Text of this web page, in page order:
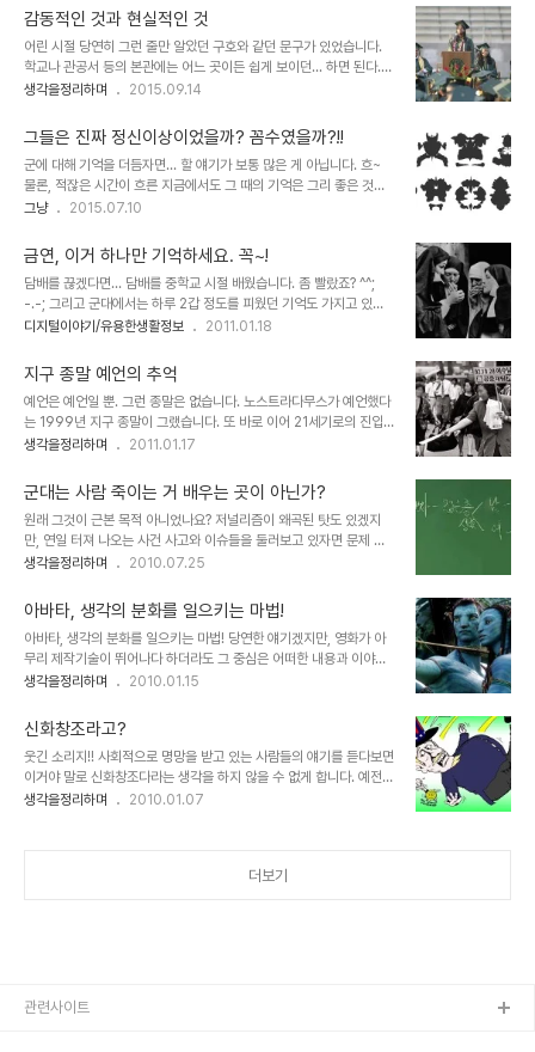
건지... 아..
억... 하지만 이제 25년 전후 한 시간이 흐른 지금은 그 시절을 함께했
던 이들 모두와의 기억까지 지우고 싶다거나 그 시간 속의 내 젊음의
편린 마저 부인할 수는 없다는 것을 확인하곤 합니다. 종종 그 시절이
나도 모르게 떠올려지기도 하거니와 내 의지와는 관계없다 하더라도
그 시간 동안 쌓인 내 생각은 살아가는 동안은 계속 연결되는 것이기
추호도 없지만... 그 시절의..
감동적인 것과 현실적인 것
어린 시절 당연히 그런 줄만 알았던 구호와 같던 문구가 있었습니다.
학교나 관공서 등의 본관에는 어느 곳이든 쉽게 보이던... 하면 된다.
국가가 군대처럼 이해되던 시절이었으니 그랬겠지만... 어린 눈에 비친
듯합니다. 좋게 보려고 하면 뭐~ 나쁠 것도 없는 것이긴 합니다. 할 수
있다는 가능성을 부여하고자 하는 것일 테니까요. 하지만 아무리 좋게
생각하려 해도 지금 그 시절의 그 문구를 떠올리면... 그건 단순히 할
수 있다는 가능성을 내포한 것이 아니란 생각입니다. 오히려 하면 될
수 있다는 격려가 아닌 무조건 해라라는 강압이랄까요?! 이미지 출처:
문구에서 말..
생각을정리하며 2015.09.14
그들은 진짜 정신이상이었을까? 꼼수였을까?!!
군에 대해 기억을 더듬자면... 할 얘기가 보통 많은 게 아닙니다. 흐~
물론, 적잖은 시간이 흐른 지금에서도 그 때의 기억은 그리 좋은 것이
없습니다만...뭐~ 군에 다녀온 이들이라면 안 그런 사람이 있을까요?!!
이었는지... 훈련소(보충대) -나중에 언젠가 언급할 소재이기도 합니
다만... 논산이 아니라 춘천입니다- 에서 나를 버려두고 떠나가던 형님
과 형수님 그리고 함께 했던 친구 녀석의 모습은 삼십년 가까이 지난
지금도 아득합니다. 어떻게든 도망치고 싶었던 그 곳...그래서였을까
요? 그 악몽같은 군대의 꿈은 제대한 이후로도 아니 얼마 전까지도 꾸
입니다. ㅠ.ㅠ 이..
그냥 2015.07.10
금연, 이거 하나만 기억하세요. 꼭~!
담배를 끊겠다면... 담배를 중학교 시절 배웠습니다. 좀 빨랐죠? ^^;
-.-; 그리고 군대에서는 하루 2갑 정도를 피웠던 기억도 가지고 있습
니다. 군솔... 정말 맛있게 피웠습니다. 다른 분들도 그러셨는지 모르겠
군솔은 담배마다 맛의 편차가 심해서 잘 뽑아야 했던 기억이... ^^ 그런
데, 어느 날 갑자기 담배 맛을 못느끼게 되었습니다. 하지만 사회 생활
을 하면서 담배는 저에게도 늘상 습관처럼 피우는 그런 기회품이 되어
버렸습니다. 술자리라도 되면 늘상 그 담배의 량은 숨막힐 정도였죠.
담배 피우시거나 피우셨던 분들은 다들 그러실 거라 생각합니다. 그렇
가 있었습니다..
디지털이야기/유용한생활정보 2011.01.18
지구 종말 예언의 추억
예언은 예언일 뿐. 그런 종말은 없습니다. 노스트라다무스가 예언했다
는 1999년 지구 종말이 그랬습니다. 또 바로 이어 21세기로의 진입
에 따른 컴퓨터 버그에서 파생될 여러 문제들을 묶어 당장이라도 어찌
지금에서 그때 일들을 돌아보면 우습기도 하고 기분 묘하게 착잡해지
기도 합니다. 물론 사회적으로 표면화되어 일어났던 일들뿐만 아니라
소소하게 웃지 못할 촌극으로 종결된 사이비 종교들의 사건들도 우리
가 모르는 사이에 적잖이 있었을 겁니다. 끝없이 이어지는 종말 예언
1992년, 다미신인가 다미선인가라고 하는 일부 기독교 종파 -기독교
1992년 10월 28일에 예수의 공중..
생각을정리하며 2011.01.17
군대는 사람 죽이는 거 배우는 곳이 아닌가?
원래 그것이 근본 목적 아니었나요? 저널리즘이 왜곡된 탓도 있겠지
만, 연일 터져 나오는 사건 사고와 이슈들을 둘러보고 있자면 문제 아
닌 것이 없고 또 무엇이 진실이고 왜곡인지를 구별하기도 쉽지가 않습
보면서 적어도 그것이 누굴 위한 것이고 진정성이 있느냐라는 측면에
서는 근본적 사실에 대한 판단 만큼은 할 수 있어야 하지 않을까 합니
다. 트위터와 각 언론을 통해 EBS 수능강좌의 모 강사가 인터넷 방송
(VOD)에서 발언한 내용이 파장이 일고 있음을 접하게 되었습니다.
언론들 입장에서는 더할나위 없는 특종(먹이감)처럼 다뤄지고 대부분
함몰되고 있음을 보면서는 뭔가 잘못되어가고..
생각을정리하며 2010.07.25
아바타, 생각의 분화를 일으키는 마법!
아바타, 생각의 분화를 일으키는 마법! 당연한 얘기겠지만, 영화가 아
무리 제작기술이 뛰어나다 하더라도 그 중심은 어떠한 내용과 이야기
를 담고 있느냐가 무엇보다도 중요한 요소일 겁니다. 몇해 전 수백억의
며, 나라가 온통 시끄러웠던 심형래 감독의 영화 "디워"의 기억은 좋은
예가 되리라 생각합니다. 물론 이상한 논리들로 찬반이 엇갈리며 지저
분하게 얼룩졌던 그때의 기억이 좋지는 않지만... 이야기 또는 내용과
전달하고자 하는 메시지 등은 영화의 기본 골격이라고 할 수 있습니다.
때문에 아무리 영화가 멋진 기술과 영상으로 채워져 있다고 하더라도
생각을정리하며 2010.01.15
신화창조라고?
웃긴 소리지!! 사회적으로 명망을 받고 있는 사람들의 얘기를 듣다보면
이거야 말로 신화창조다라는 생각을 하지 않을 수 없게 합니다. 예전
여러 방송사에서 다큐멘터리 형식으로 성공을 다룬 프로그램들이 한
하게 했습니다. 물론 저도 그랬습니다. ▲ 강대국 미국이 과연 미국 스
생각을정리하며 2010.01.07
더보기
관련사이트